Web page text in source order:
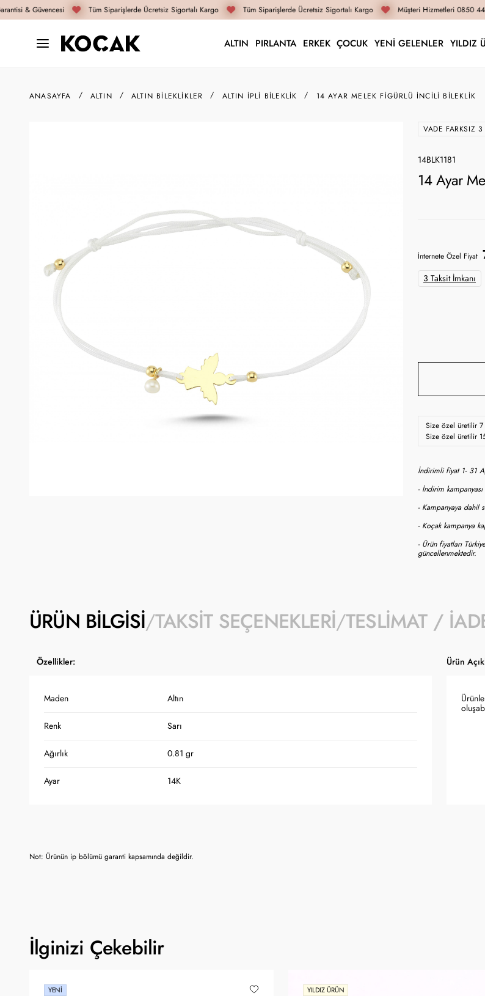
& Güvencesi Tüm Siparişlerde Ücretsiz Sigortalı Kargo Tüm Siparişlerde Ücretsiz Sigortalı Kargo Müşteri Hizmetleri 0850
ALTIN PIRLANTA ERKEK ÇOCUK YENİ GELENLER YILDIZ
ANASAYFA ALTIN ALTIN BILEKLIKLER ALTIN İPLI BILEKLIK 14 AYAR MELEK FIGÜRLÜ İNCILI BILEKLIK
VADE FARKSIZ 3
14BLK1181
14 Ayar
İnternete Özel Fiyat
3 Taksit İmkanı
Size özel üretilir
Size özel üretilir
İndirimli fiyat 1- 31
- İndirim
- Kampanyaya dahil
- Koçak kampanya
- Ürün fiyatları
güncellenmektedir.
ÜRÜN BILGISI TAKSIT SEÇENEKLERI TESLIMAT /
Özellikler: Ürün
Maden Altın
Renk Sarı
Ağırlık 0.81 gr
Ayar 14K
Not: Ürünün ip bölümü garanti kapsamında değildir.
İlginizi Çekebilir
YENI YILDIZ ÜRÜN